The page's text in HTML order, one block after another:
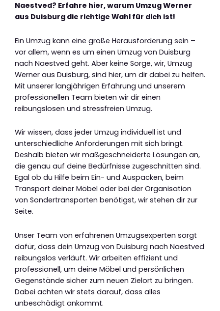
Naestved? Erfahre hier, warum Umzug Werner
aus Duisburg die richtige Wahl für dich ist!
Ein Umzug kann eine große Herausforderung sein –
vor allem, wenn es um einen Umzug von Duisburg
nach Naestved geht. Aber keine Sorge, wir, Umzug
Werner aus Duisburg, sind hier, um dir dabei zu helfen.
Mit unserer langjährigen Erfahrung und unserem
professionellen Team bieten wir dir einen
reibungslosen und stressfreien Umzug.
Wir wissen, dass jeder Umzug individuell ist und
unterschiedliche Anforderungen mit sich bringt.
Deshalb bieten wir maßgeschneiderte Lösungen an,
die genau auf deine Bedürfnisse zugeschnitten sind.
Egal ob du Hilfe beim Ein- und Auspacken, beim
Transport deiner Möbel oder bei der Organisation
von Sondertransporten benötigst, wir stehen dir zur
Seite.
Unser Team von erfahrenen Umzugsexperten sorgt
dafür, dass dein Umzug von Duisburg nach Naestved
reibungslos verläuft. Wir arbeiten effizient und
professionell, um deine Möbel und persönlichen
Gegenstände sicher zum neuen Zielort zu bringen.
Dabei achten wir stets darauf, dass alles
unbeschädigt ankommt.